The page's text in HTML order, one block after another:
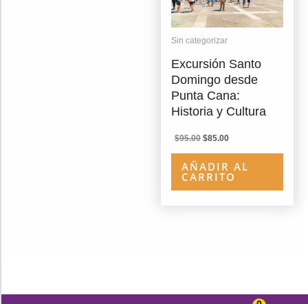
Sin categorizar
Excursión Santo
Domingo desde
Punta Cana:
Historia y Cultura
$95.00 El
era:
$95.00.
$85.00El
es:
$85.00.
AÑADIR AL
CARRITO